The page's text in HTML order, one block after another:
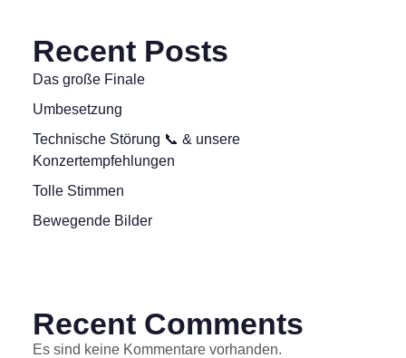
Recent Posts
Das große Finale
Umbesetzung
Technische Störung 📞 & unsere
Konzertempfehlungen
Tolle Stimmen
Bewegende Bilder
Recent Comments
Es sind keine Kommentare vorhanden.